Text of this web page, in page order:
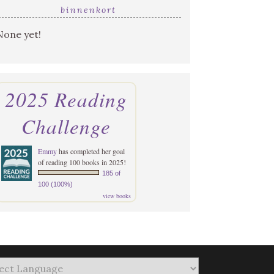
binnenkort
yet!
2025 Reading
Challenge
Emmyhas completed her goal
of reading 100 books in 2025!
185 of
100 (100%)
view books